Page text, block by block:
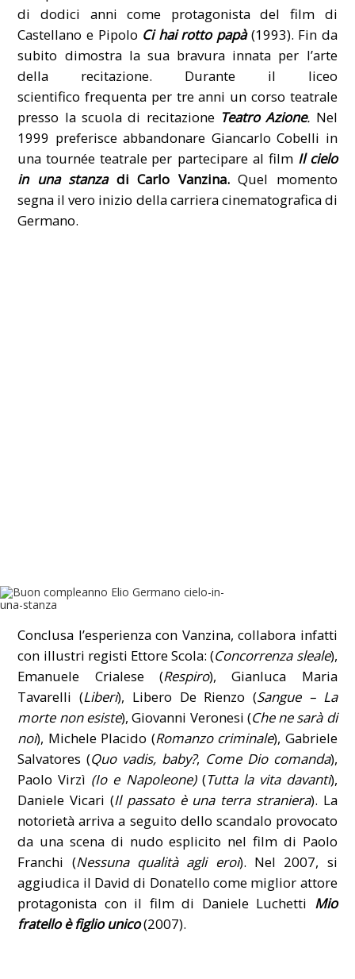
di dodici anni come protagonista del film di
Castellano e Pipolo Ci hai rotto papà (1993). Fin da
subito dimostra la sua bravura innata per l’arte
della recitazione. Durante il liceo
scientifico frequenta per tre anni un corso teatrale
presso la scuola di recitazione Teatro Azione. Nel
1999 preferisce abbandonare Giancarlo Cobelli in
una tournée teatrale per partecipare al film Il cielo
in una stanzadi Carlo Vanzina.Quel momento
segna il vero inizio della carriera cinematografica di
Germano.
Conclusa l’esperienza con Vanzina, collabora infatti
con illustri registi Ettore Scola: (Concorrenza sleale),
Emanuele Crialese (Respiro), Gianluca Maria
Tavarelli (Liberi), Libero De Rienzo (Sangue – La
morte non esiste), Giovanni Veronesi (Che ne sarà di
noi), Michele Placido (Romanzo criminale), Gabriele
Salvatores (Quo vadis, baby?, Come Dio comanda),
Paolo Virzì (Io e Napoleone)(Tutta la vita davanti),
Daniele Vicari (Il passato è una terra straniera). La
notorietà arriva a seguito dello scandalo provocato
da una scena di nudo esplicito nel film di Paolo
Franchi (Nessuna qualità agli eroi). Nel 2007, si
aggiudica il David di Donatello come miglior attore
protagonista con il film di Daniele Luchetti Mio
fratello è figlio unico(2007).